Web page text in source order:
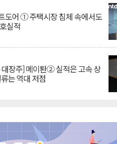
도어 ① 주택시장 침체 속에서도
실적
대장주] 메이퇀② 실적은 고속 상
는 역대 저점